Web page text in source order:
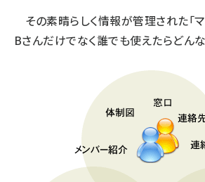
その素晴らしく情報が管理された「マ
Bさんだけでなく誰でも使えたらどんな